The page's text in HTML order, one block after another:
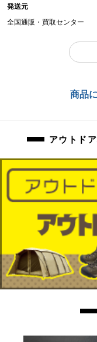
使用に伴う、傷、汚れ等ござ
細部までの確認はおこなっ
現状品になりますので、記
商品に関するご質問にはお
発送元
全国通販・買取センター
東京都江戸川区中葛西6-
商品
アウトド